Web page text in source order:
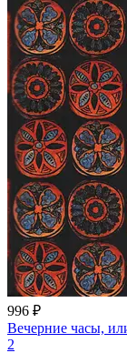
996 ₽
Вечерние часы,
2